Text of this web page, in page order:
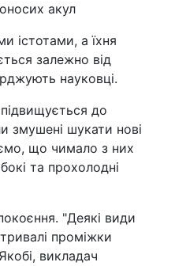
акул
істотами, а їхня
залежно від
науковці.
до
змушені шукати нові
що чимало з них
та прохолодні
"Деякі види
проміжки
викладач